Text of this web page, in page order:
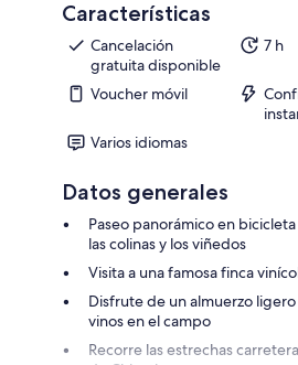
Características
Cancelación
gratuita disponible
7 h
Voucher móvil
Varios idiomas
Datos generales
Paseo panorámico en
las colinas y los viñedos
Visita a una famosa finca
Disfrute de un almuerzo
vinos en el campo
Recorre las estrechas